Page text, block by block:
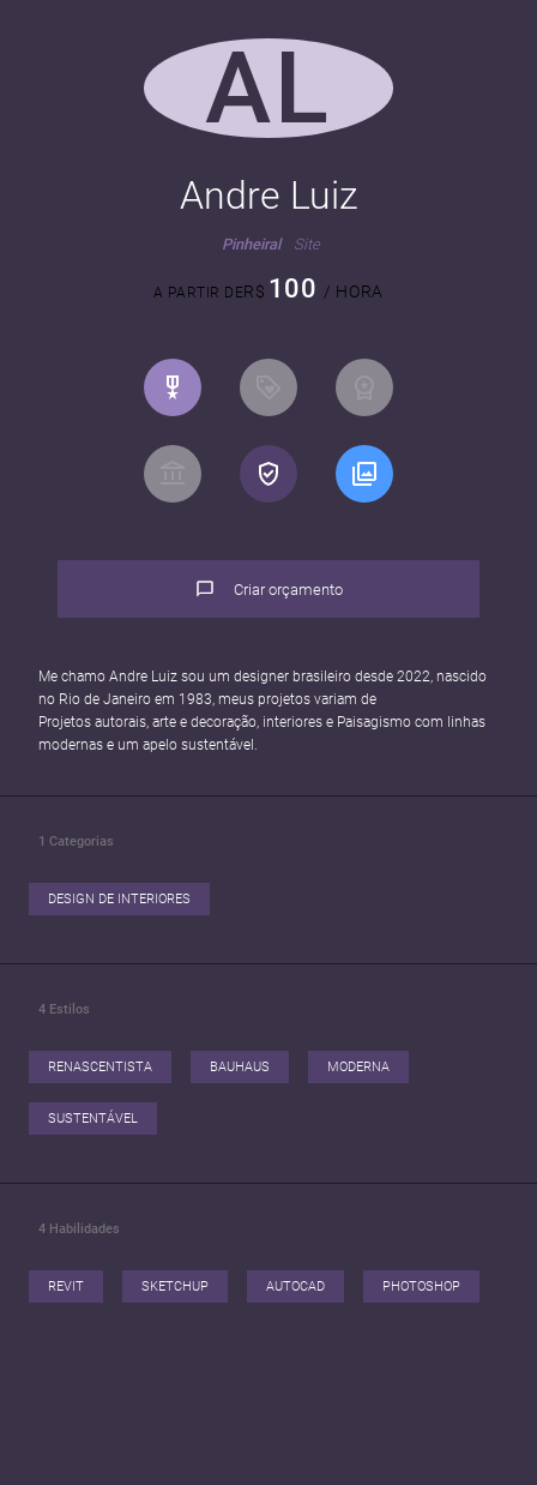
AL
Andre Luiz
Pinheiral Site
A PARTIR DER$ 100 / HORA
Criar orçamento
Me chamo Andre Luiz sou um designer brasileiro desde 2022, nascido
no Rio de Janeiro em 1983, meus projetos variam de
Projetos autorais, arte e decoração, interiores e Paisagismo com linhas
modernas e um apelo sustentável.
1 Categorias
DESIGN DE INTERIORES
4 Estilos
RENASCENTISTA BAUHAUS MODERNA
SUSTENTÁVEL
4 Habilidades
REVIT SKETCHUP AUTOCAD PHOTOSHOP